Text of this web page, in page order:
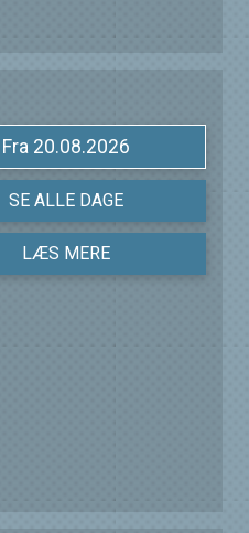
Fra 20.08.2026
SE ALLE DAGE
LÆS MERE